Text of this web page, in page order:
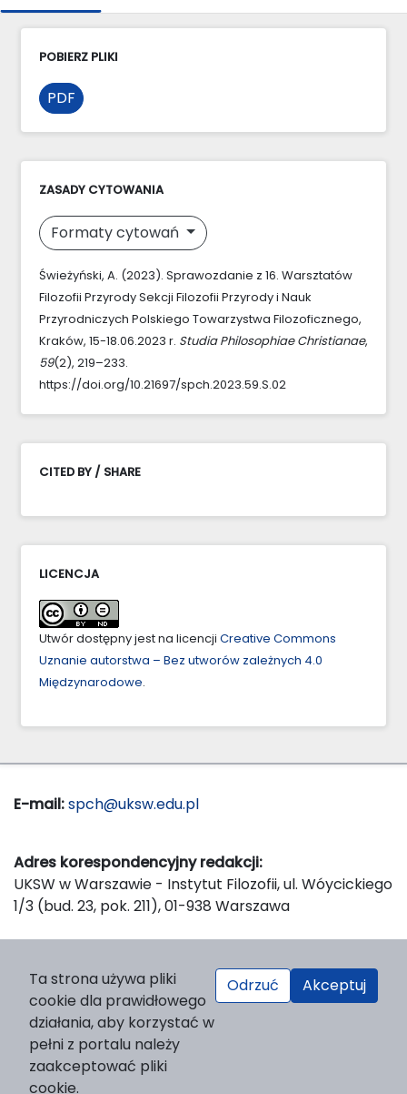
POBIERZ PLIKI
PDF
ZASADY CYTOWANIA
Formaty cytowań
Świeżyński, A. (2023). Sprawozdanie z 16. Warsztatów
Filozofii Przyrody Sekcji Filozofii Przyrody i Nauk
Przyrodniczych Polskiego Towarzystwa Filozoficznego,
Kraków, 15-18.06.2023 r. Studia Philosophiae Christianae,
59(2), 219–233.
https://doi.org/10.21697/spch.2023.59.S.02
CITED BY / SHARE
LICENCJA
Utwór dostępny jest na licencji Creative Commons
Uznanie autorstwa – Bez utworów zależnych 4.0
Międzynarodowe.
E-mail:spch@uksw.edu.pl
Adres korespondencyjny redakcji:
UKSW w Warszawie - Instytut Filozofii, ul. Wóycickiego
1/3 (bud. 23, pok. 211), 01-938 Warszawa
Wydawnictwo Naukowe UKSW, ul. Dewajtis 5, domek
nr 2, 01-815 Warszawa
Strona WWW Wydawnictwa
e-mail: wydawnictwo@uksw.edu.pl
Ta strona używa pliki
cookie dla prawidłowego
działania, aby korzystać w
pełni z portalu należy
zaakceptować pliki
cookie.
Odrzuć Akceptuj